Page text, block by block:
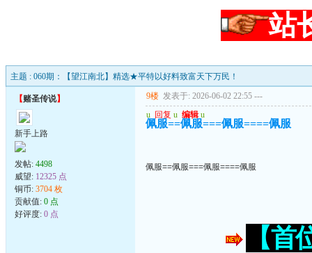
站
主题 : 060期：【望江南北】精选★平特以好料致富天下万民！
【赌圣传说】
新手上路
发帖: 4498
威望: 12325 点
铜币: 3704 枚
贡献值: 0 点
好评度: 0 点
9楼 发表于: 2026-06-02 22:55 ---
u 回复 u 编辑 u
佩服==佩服===佩服====佩服
佩服==佩服===佩服====佩服
【